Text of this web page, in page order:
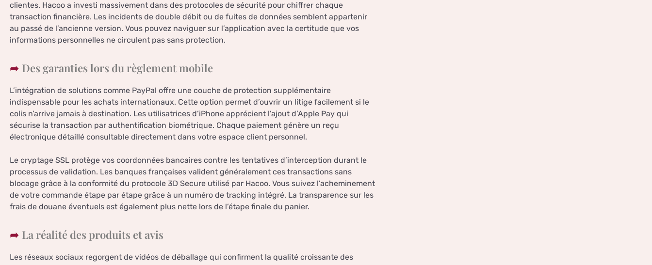
clientes. Hacoo a investi massivement dans des protocoles de sécurité pour chiffrer chaque
transaction financière. Les incidents de double débit ou de fuites de données semblent appartenir
au passé de l’ancienne version. Vous pouvez naviguer sur l’application avec la certitude que vos
informations personnelles ne circulent pas sans protection.
Des garanties lors du règlement mobile
L’intégration de solutions comme PayPal offre une couche de protection supplémentaire
indispensable pour les achats internationaux. Cette option permet d’ouvrir un litige facilement si le
colis n’arrive jamais à destination. Les utilisatrices d’iPhone apprécient l’ajout d’Apple Pay qui
sécurise la transaction par authentification biométrique. Chaque paiement génère un reçu
électronique détaillé consultable directement dans votre espace client personnel.
Le cryptage SSL protège vos coordonnées bancaires contre les tentatives d’interception durant le
processus de validation. Les banques françaises valident généralement ces transactions sans
blocage grâce à la conformité du protocole 3D Secure utilisé par Hacoo. Vous suivez l’acheminement
de votre commande étape par étape grâce à un numéro de tracking intégré. La transparence sur les
frais de douane éventuels est également plus nette lors de l’étape finale du panier.
La réalité des produits et avis
Les réseaux sociaux regorgent de vidéos de déballage qui confirment la qualité croissante des